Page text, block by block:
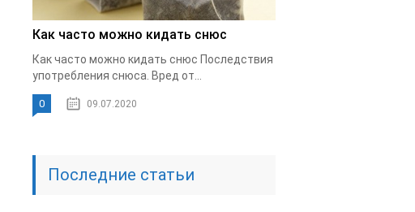
Как часто можно кидать снюс
Как часто можно кидать снюс Последствия
употребления снюса. Вред от...
0 09.07.2020
Последние статьи